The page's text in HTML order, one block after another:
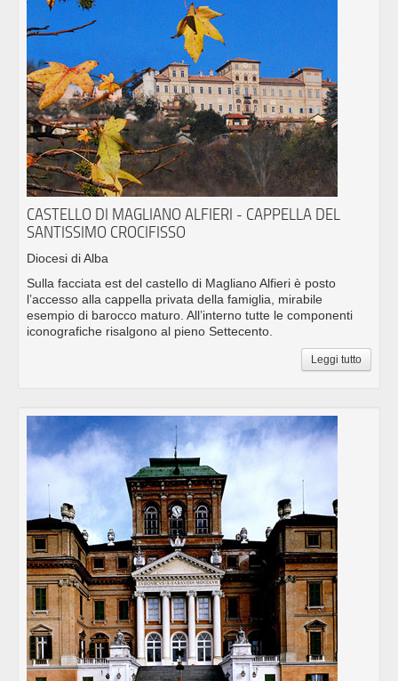
CASTELLO DI MAGLIANO ALFIERI - CAPPELLA DEL
SANTISSIMO CROCIFISSO
Diocesi di Alba
Sulla facciata est del castello di Magliano Alfieri è posto
l’accesso alla cappella privata della famiglia, mirabile
esempio di barocco maturo. All’interno tutte le componenti
iconografiche risalgono al pieno Settecento.
Leggi tutto